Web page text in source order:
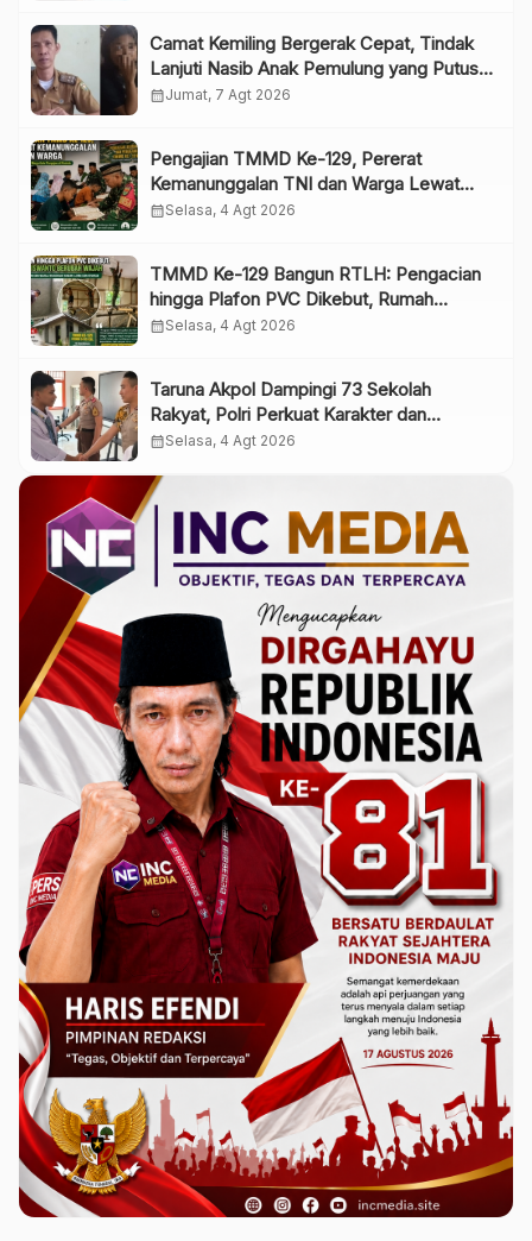
Camat Kemiling Bergerak Cepat, Tindak
Lanjuti Nasib Anak Pemulung yang Putus
Sekolah
calendar_monthJumat, 7 Agt 2026
Pengajian TMMD Ke-129, Pererat
Kemanunggalan TNI dan Warga Lewat
Pembinaan Spiritual
calendar_monthSelasa, 4 Agt 2026
TMMD Ke-129 Bangun RTLH: Pengacian
hingga Plafon PVC Dikebut, Rumah
Siswanto Berubah Wajah
calendar_monthSelasa, 4 Agt 2026
Taruna Akpol Dampingi 73 Sekolah
Rakyat, Polri Perkuat Karakter dan
Kepemimpinan Generasi Muda
calendar_monthSelasa, 4 Agt 2026